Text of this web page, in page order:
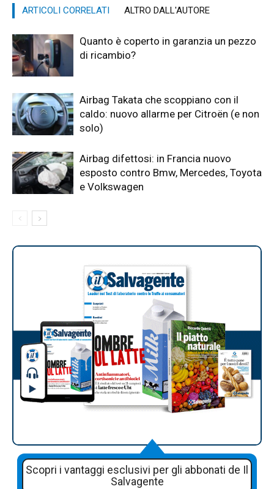
ARTICOLI CORRELATI ALTRO DALL'AUTORE
Quanto è coperto in garanzia un pezzo
di ricambio?
Airbag Takata che scoppiano con il
caldo: nuovo allarme per Citroën (e non
solo)
Airbag difettosi: in Francia nuovo
esposto contro Bmw, Mercedes, Toyota
e Volkswagen
Scopri i vantaggi esclusivi per gli abbonati de Il
Salvagente